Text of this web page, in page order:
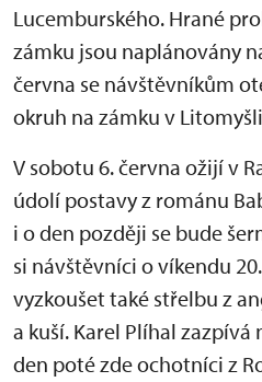
Lucemburského. Hrané
zámku jsou naplánovány
června se návštěvníkům
okruh na zámku v
V sobotu 6. června ožijí v
údolí postavy z románu
i o den později se bude
si návštěvníci o víkendu
vyzkoušet také střelbu z
a kuší. Karel Plíhal zazpívá
den poté zde ochotníci z